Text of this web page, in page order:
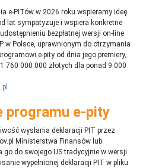
e-PITów w 2026 roku wspieramy ideę
lat sympatyzuje i wspiera konkretne
bezpłatnej wersji on-line
w Polsce, uprawnionym do otrzymania
e-pity od dnia jego premiery,
760 000 000 złotych dla ponad 9 000
programu e-pity
wysłania deklaracji PIT przez
Ministerstwa Finansów lub
do swojego US tradycyjnie w wersji
wypełnionej deklaracji PIT w pliku